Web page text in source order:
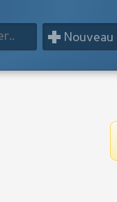
+ Nouveau